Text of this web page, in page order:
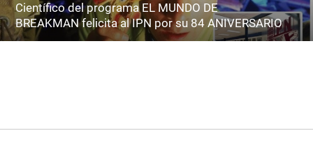
Científico del programa EL MUNDO DE
BREAKMAN felicita al IPN por su 84 ANIVERSARIO